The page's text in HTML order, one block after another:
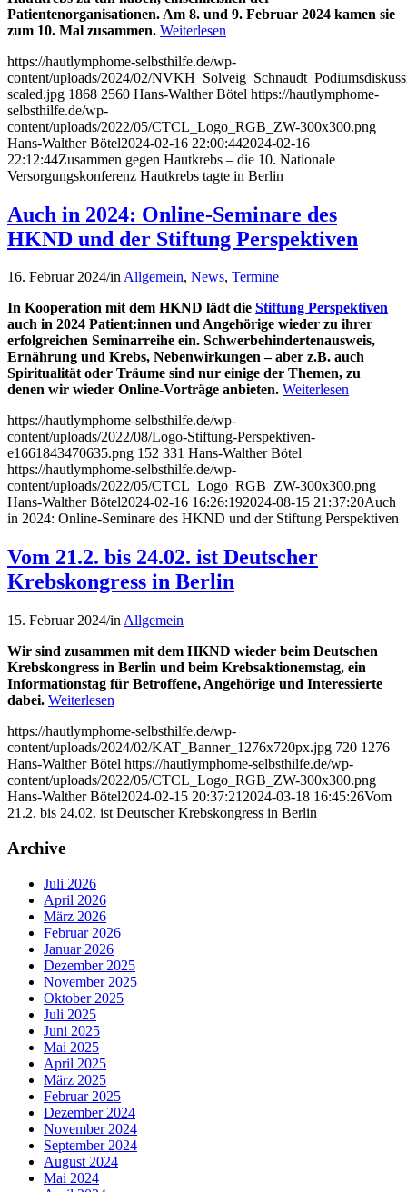
Patientenorganisationen. Am 8. und 9. Februar 2024 kamen sie
zum 10. Mal zusammen. Weiterlesen
https://hautlymphome-selbsthilfe.de/wp-
content/uploads/2024/02/
scaled.jpg 1868 2560 Hans-Walther Bötel https://hautlymphome-
selbsthilfe.de/wp-
content/uploads/2022/05/CTCL_Logo_RGB_ZW-300x300.png
Hans-Walther Bötel2024-02-16 22:00:442024-02-16
22:12:44Zusammen gegen Hautkrebs – die 10. Nationale
Versorgungskonferenz Hautkrebs tagte in Berlin
Auch in 2024: Online-Seminare des
HKND und der Stiftung Perspektiven
16. Februar 2024/inAllgemein, News, Termine
In Kooperation mit dem HKND lädt die Stiftung Perspektiven
auch in 2024 Patient:innen und Angehörige wieder zu ihrer
erfolgreichen Seminarreihe ein. Schwerbehindertenausweis,
Ernährung und Krebs, Nebenwirkungen – aber z.B. auch
Spiritualität oder Träume sind nur einige der Themen, zu
denen wir wieder Online-Vorträge anbieten. Weiterlesen
https://hautlymphome-selbsthilfe.de/wp-
content/uploads/2022/08/Logo-Stiftung-Perspektiven-
e1661843470635.png 152 331 Hans-Walther Bötel
https://hautlymphome-selbsthilfe.de/wp-
content/uploads/2022/05/CTCL_Logo_RGB_ZW-300x300.png
Hans-Walther Bötel2024-02-16 16:26:192024-08-15 21:37:20Auch
in 2024: Online-Seminare des HKND und der Stiftung Perspektiven
Vom 21.2. bis 24.02. ist Deutscher
Krebskongress in Berlin
15. Februar 2024/in Allgemein
Wir sind zusammen mit dem HKND wieder beim Deutschen
Krebskongress in Berlin und beim Krebsaktionemstag, ein
Informationstag für Betroffene, Angehörige und Interessierte
dabei. Weiterlesen
https://hautlymphome-selbsthilfe.de/wp-
content/uploads/2024/02/KAT_Banner_1276x720px.jpg 720 1276
Hans-Walther Bötel https://hautlymphome-selbsthilfe.de/wp-
content/uploads/2022/05/CTCL_Logo_RGB_ZW-300x300.png
Hans-Walther Bötel2024-02-15 20:37:21 2024-03-18 16:45:26Vom
21.2. bis 24.02. ist Deutscher Krebskongress in Berlin
Archive
Juli 2026
April 2026
März 2026
Februar 2026
Januar 2026
Dezember 2025
November 2025
Oktober 2025
Juli 2025
Juni 2025
Mai 2025
April 2025
März 2025
Februar 2025
Dezember 2024
November 2024
September 2024
August 2024
Mai 2024